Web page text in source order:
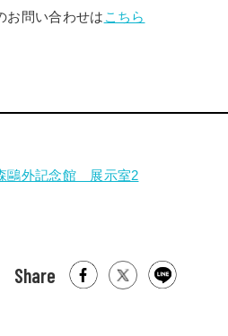
お問い合わせは こちら
鷗外記念館 展示室2
Share